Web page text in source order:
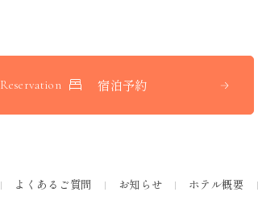
Reservation 宿泊予約
よくあるご質問 お知らせ ホテル概要